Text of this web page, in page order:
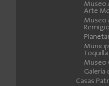
Museo
Arte
Museo
Museo
Galería
Casas